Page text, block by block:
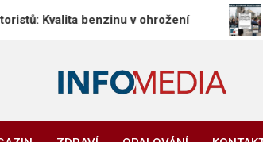
benzinu v ohrožení V
Media.cz
media a souvislosti dneška